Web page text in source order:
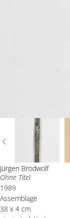
Jürgen Brodwolf
Ohne Titel
1989
Assemblage
38 x 4 cm